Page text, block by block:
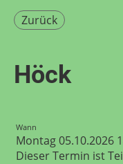
Zurück
Höck
Wann
Montag 05.10.2026
Dieser Termin ist